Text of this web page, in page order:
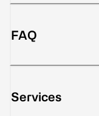
FAQ
Services